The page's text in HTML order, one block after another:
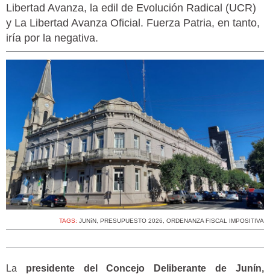
Libertad Avanza, la edil de Evolución Radical (UCR)
y La Libertad Avanza Oficial. Fuerza Patria, en tanto,
iría por la negativa.
TAGS: JUNíN, PRESUPUESTO 2026, ORDENANZA FISCAL IMPOSITIVA
La presidente del Concejo Deliberante de Junín,